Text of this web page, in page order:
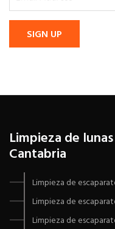
SIGN UP
Limpieza de
Cantabria
Limpieza de
Limpieza de
Limpieza de